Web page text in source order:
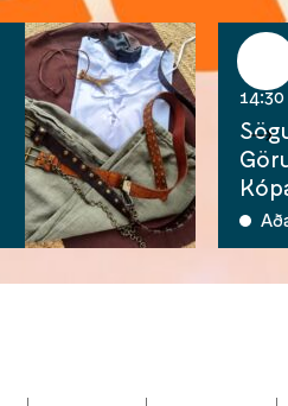
14:30